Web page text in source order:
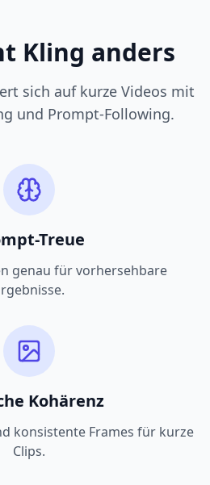
Kling anders
sich auf kurze Videos mit
und Prompt-Following.
Treue
genau für vorhersehbare
Kohärenz
konsistente Frames für kurze
Clips.